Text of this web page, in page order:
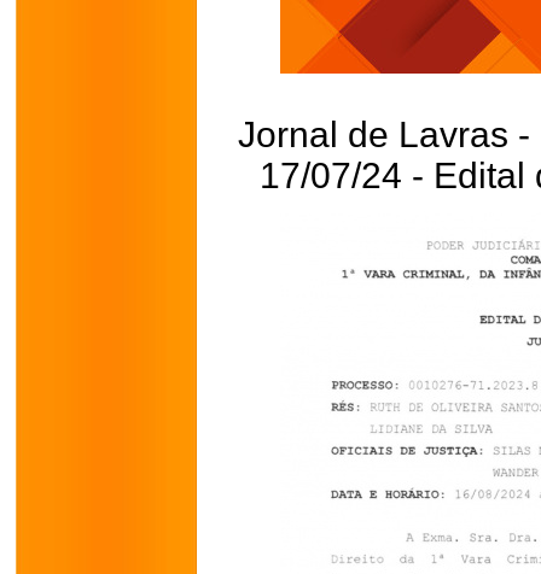
Jornal de Lavras
17/07/24 -